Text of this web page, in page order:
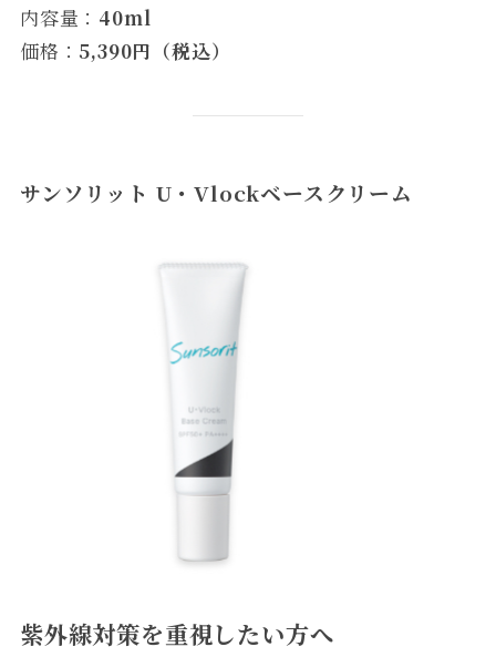
内容量： 40ml
価格：5,390円（税込）
サンソリット U・Vlockベースクリーム
紫外線対策を重視したい方へ